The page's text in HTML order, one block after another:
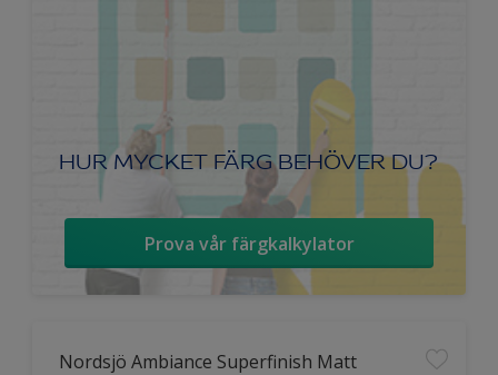
HUR MYCKET FÄRG BEHÖVER DU?
Prova vår färgkalkylator
Nordsjö Ambiance Superfinish Matt